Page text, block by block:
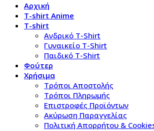
Αρχική
T-shirt Anime
T-shirt
Aνδρικό Τ-Shirt
Γυναικείο T-Shirt
Παιδικό T-Shirt
Φούτερ
Χρήσιμα
Τρόποι Αποστολής
Τρόποι Πληρωμής
Επιστροφές Προϊόντων
Ακύρωση Παραγγελίας
Πολιτική Απορρήτου &